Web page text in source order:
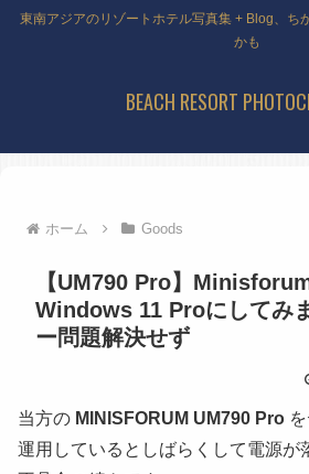
東南アジアのリゾートホテル写真集 + Blog、ち
かも
BEACH RESORT
ホーム Goods
【UM790 Pro】
Windows 11 Proにしてみ
ー問題解決せず
当方の MINISFORUM UM790 Pro
運用しているとしばらくして電源が